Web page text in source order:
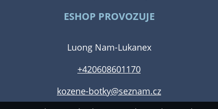
ESHOP PROVOZUJE
Luong Nam-Lukanex
+420608601170
kozene-botky@seznam.cz